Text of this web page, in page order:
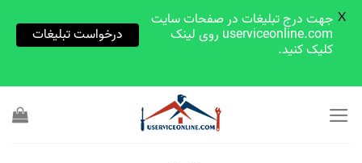
جهت درج تبلیغات در صفحات سایت
userviceonline.com روی لینک
کلیک کنید.
درخواست تبلیغات
X